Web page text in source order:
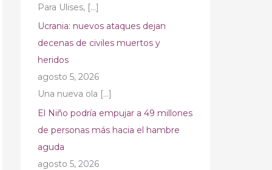
Para Ulises, […]
Ucrania: nuevos ataques dejan
decenas de civiles muertos y
heridos
agosto 5, 2026
Una nueva ola […]
El Niño podría empujar a 49 millones
de personas más hacia el hambre
aguda
agosto 5, 2026